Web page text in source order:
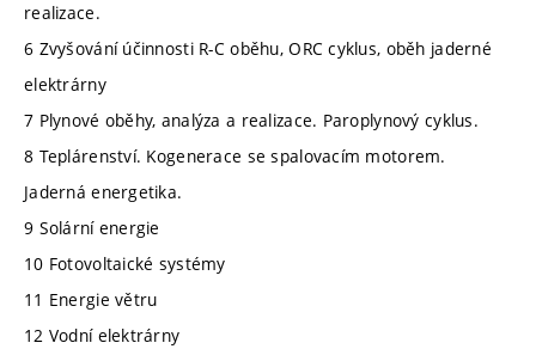
realizace.
6 Zvyšování účinnosti R-C oběhu, ORC cyklus, oběh jaderné
elektrárny
7 Plynové oběhy, analýza a realizace. Paroplynový cyklus.
8 Teplárenství. Kogenerace se spalovacím motorem.
Jaderná energetika.
9 Solární energie
10 Fotovoltaické systémy
11 Energie větru
12 Vodní elektrárny